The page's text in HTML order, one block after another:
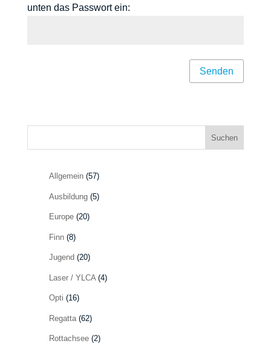
unten das Passwort ein:
Senden
Suchen
Allgemein(57)
Ausbildung(5)
Europe(20)
Finn(8)
Jugend (20)
Laser / YLCA(4)
Opti (16)
Regatta(62)
Rottachsee(2)